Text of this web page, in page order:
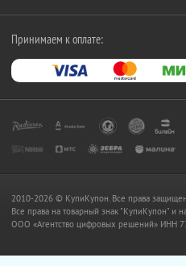
Принимаем к оплате:
2010-2026 © КупиКупон. Все права
Все права на товарный знак "КупиКупон" и
OOO «Агентство цифровых решений» ИНН